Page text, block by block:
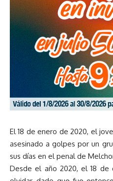
El 18 de enero de 2020, el
asesinado a golpes por un
sus días en el penal de
Desde el año 2020, el 18 de